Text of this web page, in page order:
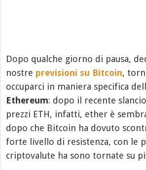
Dopo qualche giorno di pausa,
nostre previsioni su Bitcoin,
occuparci in maniera specifica
Ethereum: dopo il recente
prezzi ETH, infatti, ether è
dopo che Bitcoin ha dovuto
forte livello di resistenza, con le
criptovalute ha sono tornate su